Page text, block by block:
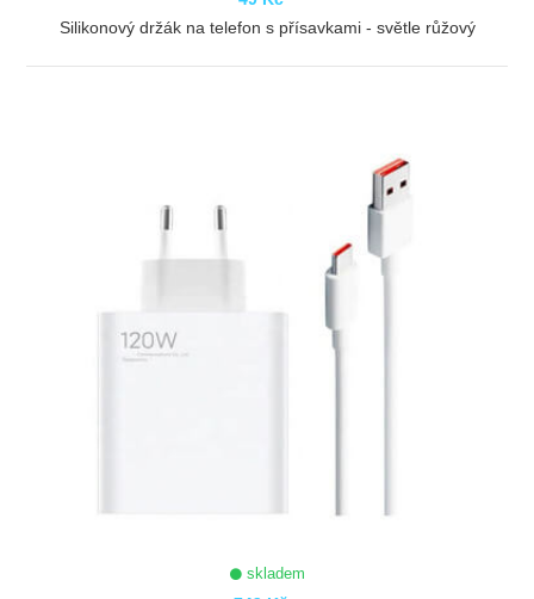
Silikonový držák na telefon s přísavkami - světle růžový
skladem